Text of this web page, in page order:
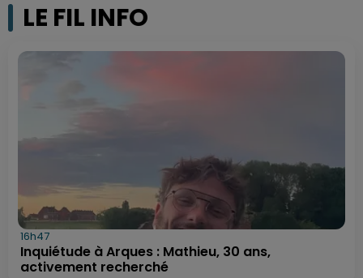
LE FIL INFO
16h47
Inquiétude à Arques : Mathieu, 30 ans,
activement recherché